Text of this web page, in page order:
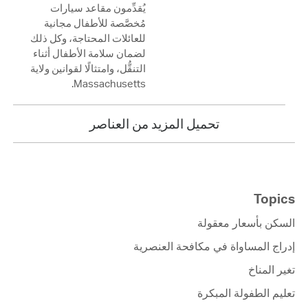
يُقدِّمون مقاعد سيارات
مُخصَّصة للأطفال مجانية
للعائلات المحتاجة، وكل ذلك
لضمان سلامة الأطفال أثناء
التنقُّل، وامتثالًا لقوانين ولاية
Massachusetts.
تحميل المزيد من العناصر
Topics
السكن بأسعار معقولة
إدراج المساواة في مكافحة العنصرية
تغير المناخ
تعليم الطفولة المبكرة